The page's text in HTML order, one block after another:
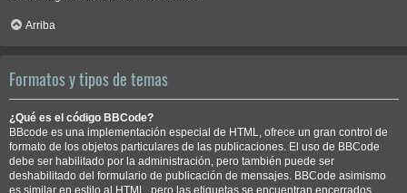
Arriba
Formatos y tipos de temas
¿Qué es el código BBCode?
BBcode es una implementación especial de HTML, ofrece un gran control de
formato de los objetos particulares de las publicaciones. El uso de BBCode
debe ser habilitado por la administración, pero también puede ser
deshabilitado del formulario de publicación de mensajes. BBCode asimismo
es similar en estilo al HTML, pero las etiquetas se encuentran encerrados